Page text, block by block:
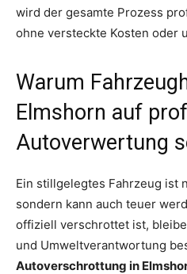
wird der gesamte Prozess
ohne versteckte Kosten oder
Warum
Elmshorn auf
Autoverwertung
Ein stillgelegtes Fahrzeug ist
sondern kann auch teuer
offiziell verschrottet ist,
und Umweltverantwortung
Autoverschrottung in